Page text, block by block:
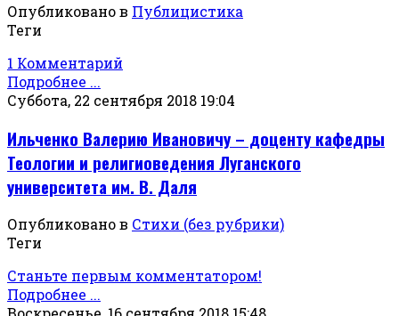
Опубликовано в Публицистика
Теги
1 Комментарий
Подробнее ...
Суббота, 22 сентября 2018 19:04
Ильченко Валерию Ивановичу – доценту кафедры
Теологии и религиоведения Луганского
университета им. В. Даля
Опубликовано в Стихи (без рубрики)
Теги
Станьте первым комментатором!
Подробнее ...